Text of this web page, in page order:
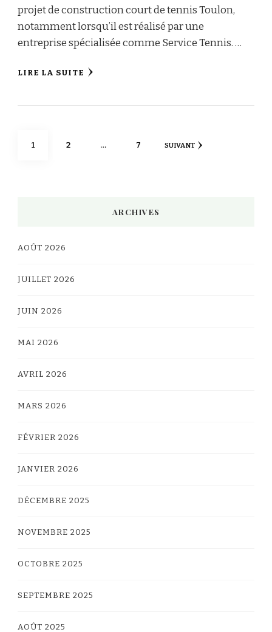
projet de construction court de tennis Toulon,
notamment lorsqu’il est réalisé par une
entreprise spécialisée comme Service Tennis. …
LIRE LA SUITE
Pagination
PAGE
1 PAGE
2 … PAGE
7 SUIVANT
ARCHIVES
AOÛT 2026
JUILLET 2026
JUIN 2026
MAI 2026
AVRIL 2026
MARS 2026
FÉVRIER 2026
JANVIER 2026
DÉCEMBRE 2025
NOVEMBRE 2025
OCTOBRE 2025
SEPTEMBRE 2025
AOÛT 2025